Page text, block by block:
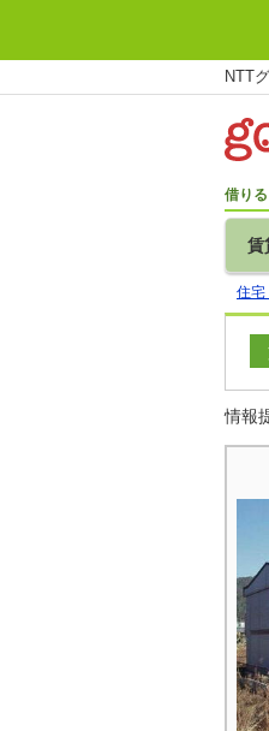
NTT
借りる
賃
住宅
情報